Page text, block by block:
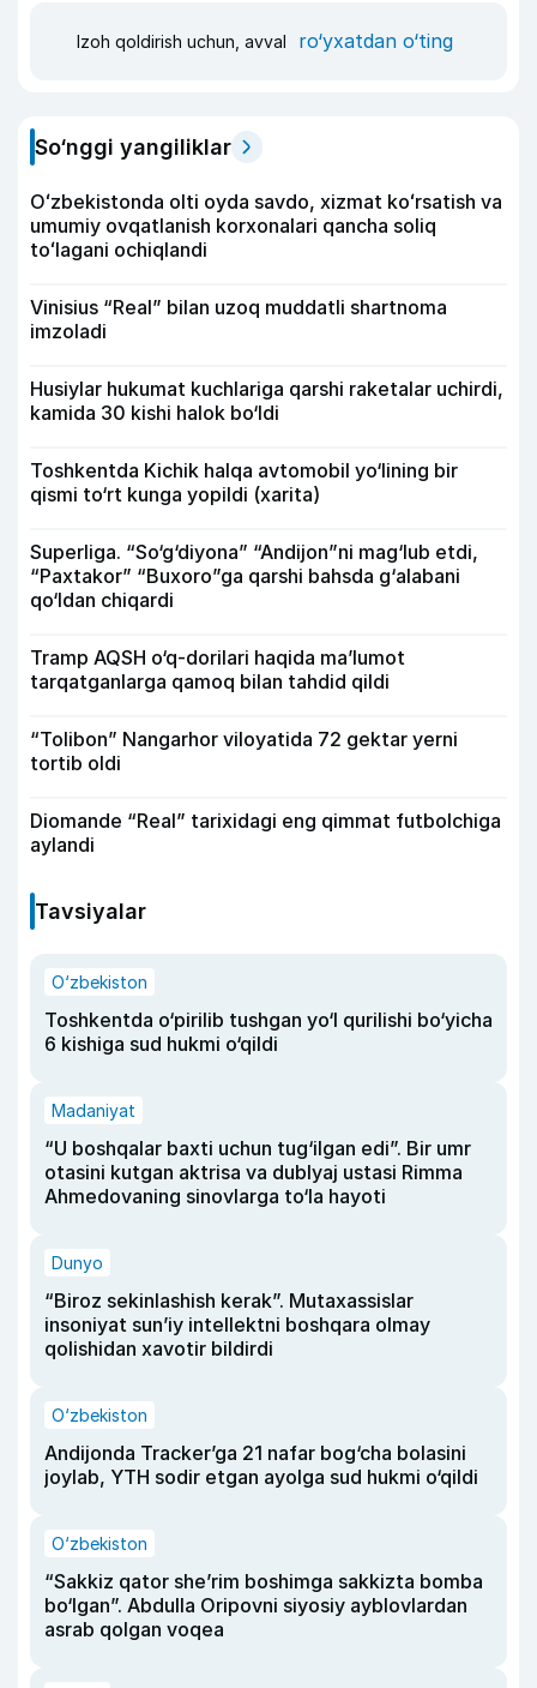
Izoh qoldirish uchun, avval ro‘yxatdan o‘ting
So‘nggi yangiliklar
Oʻzbekistonda olti oyda savdo, xizmat koʻrsatish va
umumiy ovqatlanish korxonalari qancha soliq
toʻlagani ochiqlandi
Vinisius “Real” bilan uzoq muddatli shartnoma
imzoladi
Husiylar hukumat kuchlariga qarshi raketalar uchirdi,
kamida 30 kishi halok bo‘ldi
Toshkentda Kichik halqa avtomobil yo‘lining bir
qismi to‘rt kunga yopildi (xarita)
Superliga. “So‘g‘diyona” “Andijon”ni mag‘lub etdi,
“Paxtakor” “Buxoro”ga qarshi bahsda g‘alabani
qo‘ldan chiqardi
Tramp AQSH o‘q-dorilari haqida ma’lumot
tarqatganlarga qamoq bilan tahdid qildi
“Tolibon” Nangarhor viloyatida 72 gektar yerni
tortib oldi
Diomande “Real” tarixidagi eng qimmat futbolchiga
aylandi
Tavsiyalar
O‘zbekiston
Toshkentda o‘pirilib tushgan yo‘l qurilishi bo‘yicha
6 kishiga sud hukmi o‘qildi
Madaniyat
“U boshqalar baxti uchun tug‘ilgan edi”. Bir umr
otasini kutgan aktrisa va dublyaj ustasi Rimma
Ahmedovaning sinovlarga to‘la hayoti
Dunyo
“Biroz sekinlashish kerak”. Mutaxassislar
insoniyat sun’iy intellektni boshqara olmay
qolishidan xavotir bildirdi
O‘zbekiston
Andijonda Tracker’ga 21 nafar bog‘cha bolasini
joylab, YTH sodir etgan ayolga sud hukmi o‘qildi
O‘zbekiston
“Sakkiz qator she’rim boshimga sakkizta bomba
bo‘lgan”. Abdulla Oripovni siyosiy ayblovlardan
asrab qolgan voqea